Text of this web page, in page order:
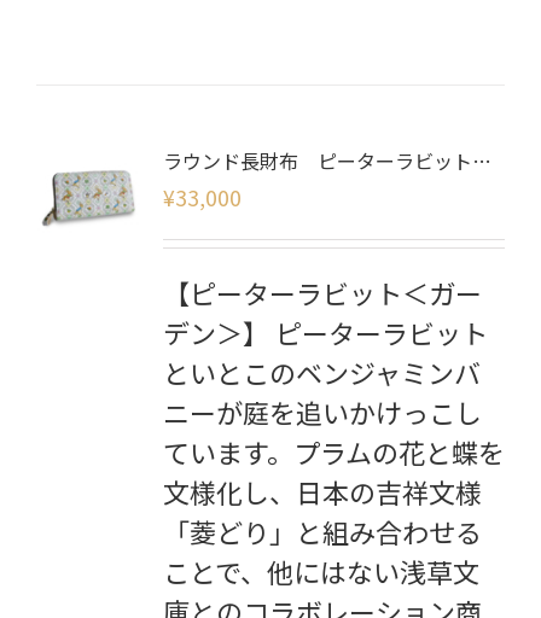
ラウンド長財布 ピーターラビット（ガーデン）
¥33,000
【ピーターラビット＜ガー
デン＞】 ピーターラビット
といとこのベンジャミンバ
ニーが庭を追いかけっこし
ています。プラムの花と蝶を
文様化し、日本の吉祥文様
「菱どり」と組み合わせる
ことで、他にはない浅草文